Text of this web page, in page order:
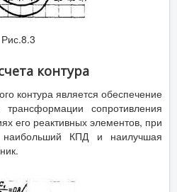
Рис.8.3
контура
контура является обеспечение
сопротивления
его реактивных элементов, при
наибольший КПД и наилучшая